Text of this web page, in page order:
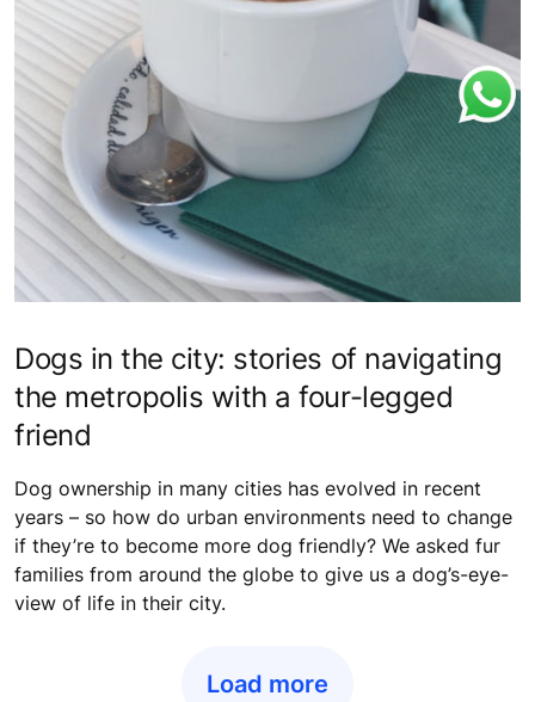
Dogs in the city: stories of navigating
the metropolis with a four-legged
friend
Dog ownership in many cities has evolved in recent
years – so how do urban environments need to change
if they’re to become more dog friendly? We asked fur
families from around the globe to give us a dog’s-eye-
view of life in their city.
Load more